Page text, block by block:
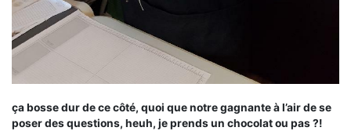
ça bosse dur de ce côté, quoi que notre gagnante à l’air de se
poser des questions, heuh, je prends un chocolat ou pas ?!